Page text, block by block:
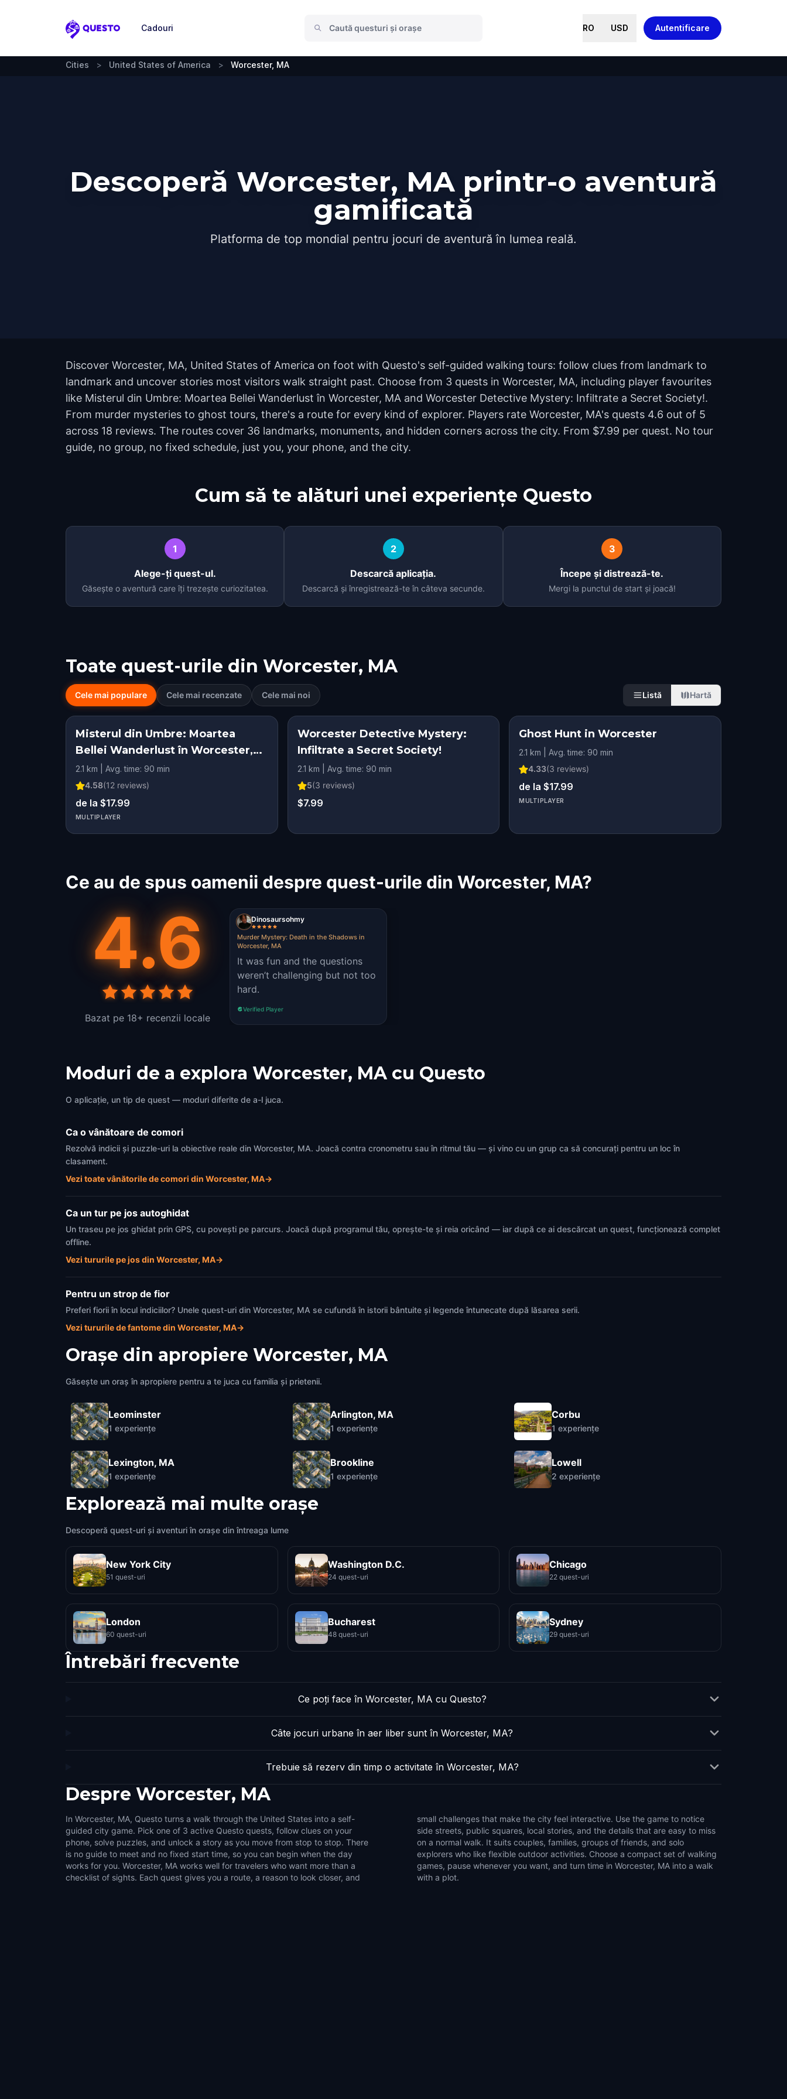
Questo
Cadouri RO USD Autentificare
Cities > United States of America > Worcester, MA
Descoperă Worcester, MA printr-o aventură
gamificată
Platforma de top mondial pentru jocuri de aventură în lumea reală.
Discover Worcester, MA, United States of America on foot with Questo's self-guided walking tours: follow clues from landmark to
landmark and uncover stories most visitors walk straight past. Choose from 3 quests in Worcester, MA, including player favourites
like Misterul din Umbre: Moartea Bellei Wanderlust în Worcester, MA and Worcester Detective Mystery: Infiltrate a Secret Society!.
From murder mysteries to ghost tours, there's a route for every kind of explorer. Players rate Worcester, MA's quests 4.6 out of 5
across 18 reviews. The routes cover 36 landmarks, monuments, and hidden corners across the city. From $7.99 per quest. No tour
guide, no group, no fixed schedule, just you, your phone, and the city.
Cum să te alături unei experiențe Questo
1
Alege-ți quest-ul.
Găsește o aventură care îți trezește curiozitatea.
2
Descarcă aplicația.
Descarcă și înregistrează-te în câteva secunde.
3
Începe și distrează-te.
Mergi la punctul de start și joacă!
Toate quest-urile din Worcester, MA
Cele mai populare Cele mai recenzate Cele mai noi Listă Hartă
Misterul din Umbre: Moartea
Bellei Wanderlust în Worcester,
MA
2.1 km | Avg. time: 90 min
4.58(12 reviews)
de la $17.99
MULTIPLAYER
Worcester Detective Mystery:
Infiltrate a Secret Society!
2.1 km | Avg. time: 90 min
5(3 reviews)
$7.99
Ghost Hunt in Worcester
2.1 km | Avg. time: 90 min
4.33(3 reviews)
de la $17.99
MULTIPLAYER
Ce au de spus oamenii despre quest-urile din Worcester, MA?
4.6
Bazat pe 18+ recenzii locale
Dinosaursohmy
Murder Mystery: Death in the Shadows in
Worcester, MA
It was fun and the questions
weren’t challenging but not too
hard.
Verified Player
Moduri de a explora Worcester, MA cu Questo
O aplicație, un tip de quest — moduri diferite de a-l juca.
Ca o vânătoare de comori
Rezolvă indicii și puzzle-uri la obiective reale din Worcester, MA. Joacă contra cronometru sau în ritmul tău — și vino cu un grup ca să concurați pentru un loc în
clasament.
Vezi toate vânătorile de comori din Worcester, MA→
Ca un tur pe jos autoghidat
Un traseu pe jos ghidat prin GPS, cu povești pe parcurs. Joacă după programul tău, oprește-te și reia oricând — iar după ce ai descărcat un quest, funcționează complet
offline.
Vezi tururile pe jos din Worcester, MA→
Pentru un strop de fior
Preferi fiorii în locul indiciilor? Unele quest-uri din Worcester, MA se cufundă în istorii bântuite și legende întunecate după lăsarea serii.
Vezi tururile de fantome din Worcester, MA→
Orașe din apropiere Worcester, MA
Găsește un oraș în apropiere pentru a te juca cu familia și prietenii.
Leominster
1 experiențe
Lexington, MA
1 experiențe
Arlington, MA
1 experiențe
Brookline
1 experiențe
Corbu
1 experiențe
Lowell
2 experiențe
Explorează mai multe orașe
Descoperă quest-uri și aventuri în orașe din întreaga lume
New York City
51 quest-uri
Washington D.C.
24 quest-uri
Chicago
22 quest-uri
London
60 quest-uri
Bucharest
48 quest-uri
Sydney
29 quest-uri
Întrebări frecvente
Ce poți face în Worcester, MA cu Questo?
Câte jocuri urbane în aer liber sunt în Worcester, MA?
Trebuie să rezerv din timp o activitate în Worcester, MA?
Despre Worcester, MA
In Worcester, MA, Questo turns a walk through the United States into a self-
guided city game. Pick one of 3 active Questo quests, follow clues on your
phone, solve puzzles, and unlock a story as you move from stop to stop. There
is no guide to meet and no fixed start time, so you can begin when the day
works for you. Worcester, MA works well for travelers who want more than a
checklist of sights. Each quest gives you a route, a reason to look closer, and
small challenges that make the city feel interactive. Use the game to notice
side streets, public squares, local stories, and the details that are easy to miss
on a normal walk. It suits couples, families, groups of friends, and solo
explorers who like flexible outdoor activities. Choose a compact set of walking
games, pause whenever you want, and turn time in Worcester, MA into a walk
with a plot.